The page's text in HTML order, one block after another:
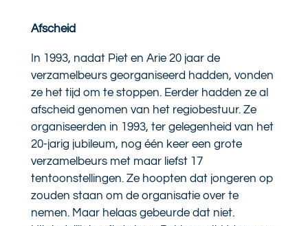
Afscheid
In 1993, nadat Piet en Arie 20 jaar de
verzamelbeurs georganiseerd hadden, vonden
ze het tijd om te stoppen. Eerder hadden ze al
afscheid genomen van het regiobestuur. Ze
organiseerden in 1993, ter gelegenheid van het
20-jarig jubileum, nog één keer een grote
verzamelbeurs met maar liefst 17
tentoonstellingen. Ze hoopten dat jongeren op
zouden staan om de organisatie over te
nemen. Maar helaas gebeurde dat niet.